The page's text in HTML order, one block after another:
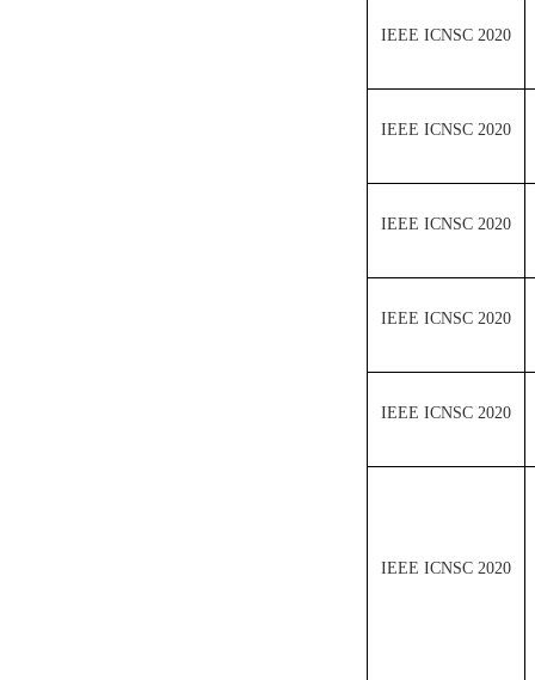
IEEE ICNSC 2020
IEEE ICNSC 2020
IEEE ICNSC 2020
IEEE ICNSC 2020
IEEE ICNSC 2020
IEEE ICNSC 2020